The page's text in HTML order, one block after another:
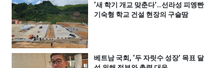
‘새 학기 개교 맞춘다’…선라성 피엥빤
기숙형 학교 건설 현장의 구슬땀
베트남 국회, ‘두 자릿수 성장’ 목표 달